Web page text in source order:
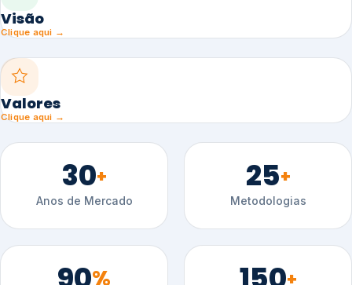
Visão
Clique aqui →
Valores
Clique aqui →
30+
Anos de Mercado
25+
Metodologias
% +